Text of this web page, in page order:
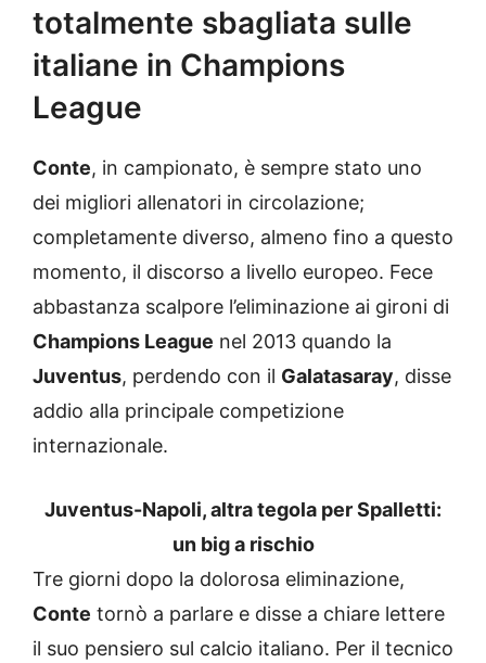
totalmente sbagliata sulle
italiane in Champions
League
Conte, in campionato, è sempre stato uno
dei migliori allenatori in circolazione;
completamente diverso, almeno fino a questo
momento, il discorso a livello europeo. Fece
abbastanza scalpore l’eliminazione ai gironi di
Champions League nel 2013 quando la
Juventus, perdendo con il Galatasaray, disse
addio alla principale competizione
internazionale.
Juventus-Napoli, altra tegola per Spalletti:
un big a rischio
Tre giorni dopo la dolorosa eliminazione,
Conte tornò a parlare e disse a chiare lettere
il suo pensiero sul calcio italiano. Per il tecnico